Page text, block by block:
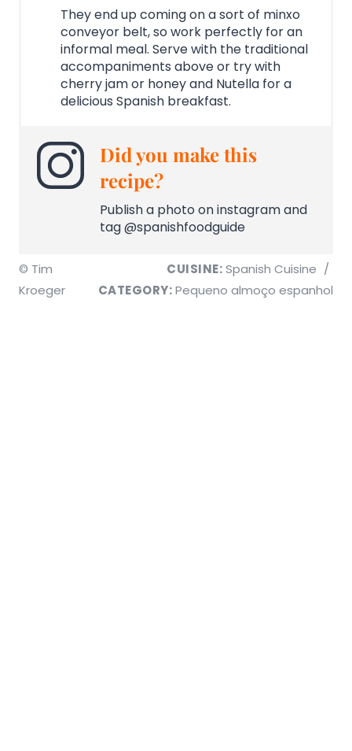
They end up coming on a sort of minxo
conveyor belt, so work perfectly for an
informal meal. Serve with the traditional
accompaniments above or try with
cherry jam or honey and Nutella for a
delicious Spanish breakfast.
Did you make this
recipe?
Publish a photo on instagram and
tag @spanishfoodguide
© Tim
Kroeger
CUISINE:Spanish Cuisine /
CATEGORY:Pequeno almoço espanhol